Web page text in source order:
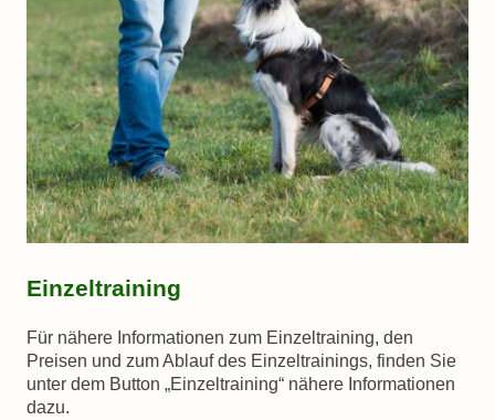
Einzeltraining
Für nähere Informationen zum Einzeltraining, den
Preisen und zum Ablauf des Einzeltrainings, finden Sie
unter dem Button „Einzeltraining“ nähere Informationen
dazu.